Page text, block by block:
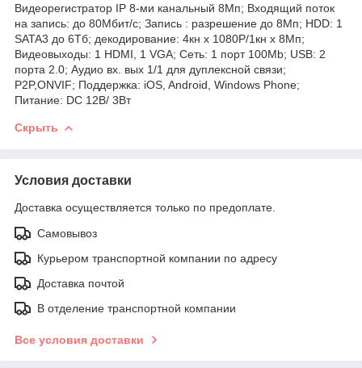
Видеорегистратор IP 8-ми канальный 8Мп; Входящий поток
на запись: до 80Мбит/с; Запись : разрешение до 8Мп; HDD: 1
SATA3 до 6Тб; декодирование: 4кн х 1080Р/1кн х 8Мп;
Видеовыходы: 1 HDMI, 1 VGA; Сеть: 1 порт 100Mb; USB: 2
порта 2.0; Аудио вх. вых 1/1 для дуплексной связи;
P2P,ONVIF; Поддержка: iOS, Android, Windows Phone;
Питание: DC 12В/ 3Вт
Скрыть
Условия доставки
Доставка осуществляется только по предоплате.
Самовывоз
Курьером транспортной компании по адресу
Доставка почтой
В отделение транспортной компании
Все условия доставки